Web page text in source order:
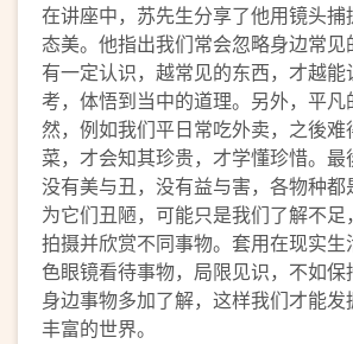
在讲座中，苏先生分享了他用镜头捕
态美。他指出我们常会忽略身边常见
有一定认识，越常见的东西，才越能
考，体悟到当中的道理。另外，平凡
然，例如我们平日常吃外卖，之後难
菜，才会知其珍贵，才学懂珍惜。最
没有美与丑，没有益与害，各物种都
为它们丑陋，可能只是我们了解不
拍摄并欣赏不同事物。套用在现实生
色眼镜看待事物，局限见识，不如
身边事物多加了解，这样我们才能发
丰富的世界。